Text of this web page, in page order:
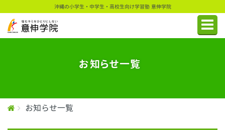
沖縄の小学生・中学生・高校生向け学習塾 意伸学院
お知らせ一覧
お知らせ一覧